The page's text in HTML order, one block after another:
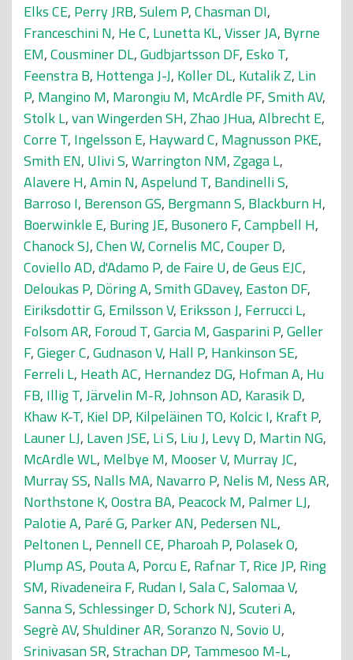
Elks CE, Perry JRB,Sulem P,Chasman DI,
Franceschini N, He C, Lunetta KL,Visser JA, Byrne
EM,Cousminer DL,Gudbjartsson DF, Esko T,
Feenstra B, Hottenga J-J, Koller DL, Kutalik Z, Lin
P, Mangino M, Marongiu M, McArdle PF,Smith AV,
Stolk L,van Wingerden SH,Zhao JHua,Albrecht E,
Corre T, Ingelsson E, Hayward C, Magnusson PKE,
Smith EN, Ulivi S,Warrington NM,Zgaga L,
Alavere H,Amin N,Aspelund T, Bandinelli S,
Barroso I, Berenson GS, Bergmann S, Blackburn H,
Boerwinkle E, Buring JE, Busonero F,Campbell H,
Chanock SJ,Chen W,Cornelis MC,Couper D,
Coviello AD,d'Adamo P,de Faire U,de Geus EJC,
Deloukas P, Döring A,Smith GDavey, Easton DF,
Eiriksdottir G, Emilsson V, Eriksson J, Ferrucci L,
Folsom AR, Foroud T,Garcia M,Gasparini P,Geller
F,Gieger C,Gudnason V, Hall P, Hankinson SE,
Ferreli L, Heath AC, Hernandez DG, Hofman A, Hu
FB, Illig T,Järvelin M-R,Johnson AD, Karasik D,
Khaw K-T, Kiel DP, Kilpeläinen TO, Kolcic I, Kraft P,
Launer LJ, Laven JSE, Li S, Liu J, Levy D, Martin NG,
McArdle WL, Melbye M, Mooser V, Murray JC,
Murray SS, Nalls MA, Navarro P, Nelis M, Ness AR,
Northstone K,Oostra BA, Peacock M, Palmer LJ,
Palotie A, Paré G, Parker AN, Pedersen NL,
Peltonen L, Pennell CE, Pharoah P, Polasek O,
Plump AS, Pouta A, Porcu E, Rafnar T, Rice JP, Ring
SM, Rivadeneira F, Rudan I,Sala C,Salomaa V,
Sanna S,Schlessinger D,Schork NJ,Scuteri A,
Segrè AV,Shuldiner AR,Soranzo N,Sovio U,
Srinivasan SR,Strachan DP, Tammesoo M-L,